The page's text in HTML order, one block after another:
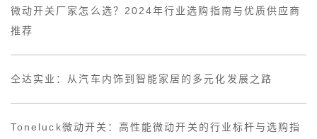
微动开关厂家怎么选？2024年行业选购指南与优质供应商
推荐
仝达实业：从汽车内饰到智能家居的多元化发展之路
Toneluck微动开关：高性能微动开关的行业标杆与选购指